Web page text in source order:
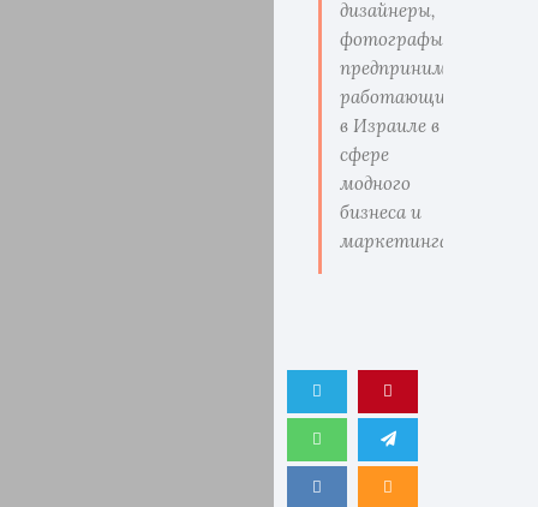
дизайнеры,
фотографы,
предприниматели
работающие
в Израиле в
сфере
модного
бизнеса и
маркетинга.